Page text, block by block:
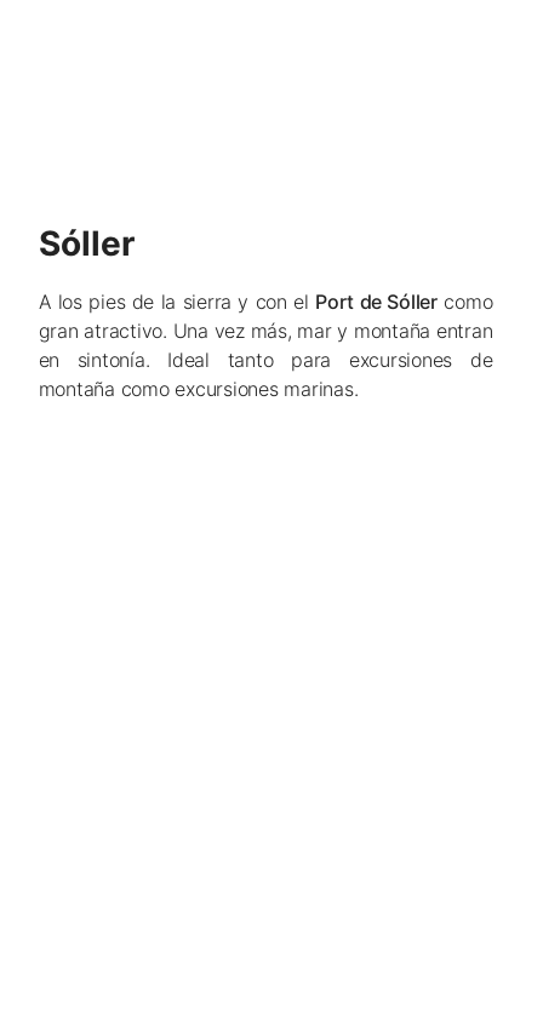
Sóller
A los pies de la sierra y con el Port de Sóllercomo
gran atractivo. Una vez más, mar y montaña entran
en sintonía. Ideal tanto para excursiones de
montaña como excursiones marinas.